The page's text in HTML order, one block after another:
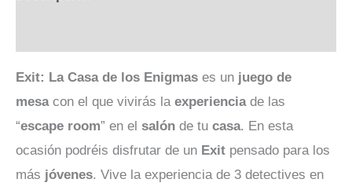
Exit: La Casa de los Enigmas es un juego de
mesacon el que vivirás la experienciade las
“escape room” en el salón de tu casa. En esta
ocasión podréis disfrutar de un Exit pensado para los
más jóvenes. Vive la experiencia de 3 detectives en